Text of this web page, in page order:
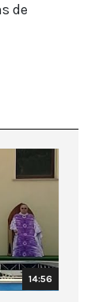
de
14:56